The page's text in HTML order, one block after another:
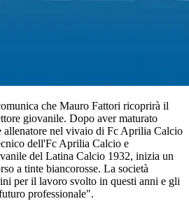
che Mauro Fattori ricoprirà il
giovanile. Dopo aver maturato
allenatore nel vivaio di Fc Aprilia Calcio
dell'Fc Aprilia Calcio e
del Latina Calcio 1932, inizia un
a tinte biancorosse. La società
per il lavoro svolto in questi anni e gli
professionale".